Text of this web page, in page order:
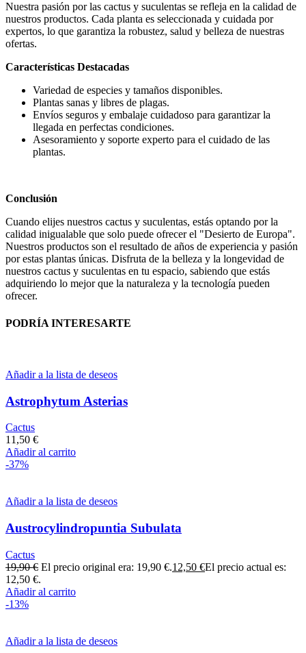
Nuestra pasión por las cactus y suculentas se refleja en la calidad de
nuestros productos. Cada planta es seleccionada y cuidada por
expertos, lo que garantiza la robustez, salud y belleza de nuestras
ofertas.
Características Destacadas
Variedad de especies y tamaños disponibles.
Plantas sanas y libres de plagas.
Envíos seguros y embalaje cuidadoso para garantizar la
llegada en perfectas condiciones.
Asesoramiento y soporte experto para el cuidado de las
plantas.
Conclusión
Cuando elijes nuestros cactus y suculentas, estás optando por la
calidad inigualable que solo puede ofrecer el "Desierto de Europa".
Nuestros productos son el resultado de años de experiencia y pasión
por estas plantas únicas. Disfruta de la belleza y la longevidad de
nuestros cactus y suculentas en tu espacio, sabiendo que estás
adquiriendo lo mejor que la naturaleza y la tecnología pueden
ofrecer.
PODRÍA INTERESARTE
Añadir a la lista de deseos
Astrophytum Asterias
Cactus
11,50 €
Añadir al carrito
-37%
Añadir a la lista de deseos
Austrocylindropuntia Subulata
Cactus
19,90€ El precio original era: 19,90 €.12,50 €El precio actual es:
12,50 €.
Añadir al carrito
-13%
Añadir a la lista de deseos